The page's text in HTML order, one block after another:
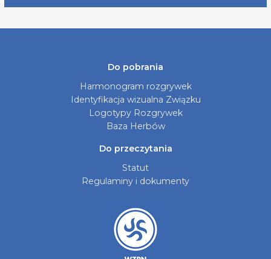
Do pobrania
Harmonogram rozgrywek
Identyfikacja wizualna Związku
Logotypy Rozgrywek
Baza Herbów
Do przeczytania
Statut
Regulaminy i dokumenty